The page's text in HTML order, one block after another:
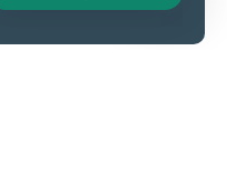
Live Chat